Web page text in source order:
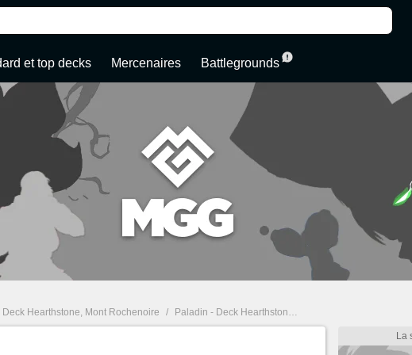
et top decks Mercenaires Battlegrounds
Deck Hearthstone, Mont Rochenoire / Paladin - Deck Hearthstone, Mont Rochenoire